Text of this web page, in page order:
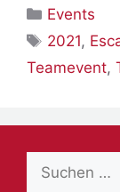
Kategorien
Events
2021,
Teamevent,
nach: